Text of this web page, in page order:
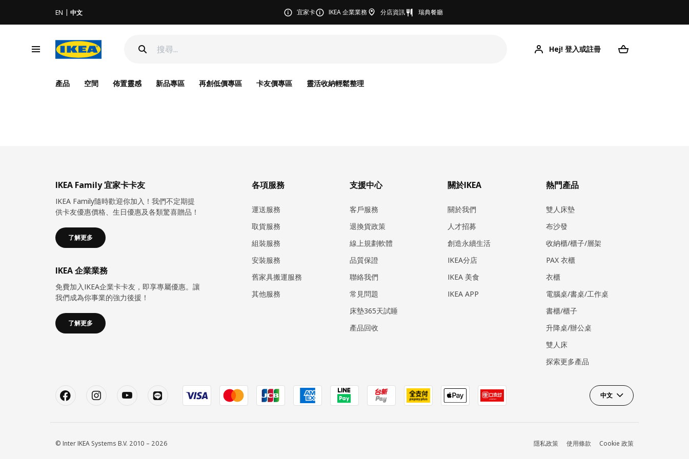
EN 中文 宜家卡 IKEA 企業業務 分店資訊 瑞典餐廳
Hej! 登入或註冊
產品 空間 佈置靈感 新品專區 再創低價專區 卡友價專區 靈活收納輕鬆整理
IKEA Family 宜家卡卡友
IKEA Family隨時歡迎你加入！我們不定期提
供卡友優惠價格、生日優惠及各類驚喜贈品！
了解更多
IKEA 企業業務
免費加入IKEA企業卡卡友，即享專屬優惠。讓
我們成為你事業的強力後援！
了解更多
各項服務
運送服務
取貨服務
組裝服務
安裝服務
​舊家具搬運服務
其他服務
支援中心
客戶服務
退換貨政策
線上規劃軟體
品質保證
聯絡我們
常見問題
床墊365天試睡
產品回收
關於IKEA
關於我們
人才招募
創造永續生活
IKEA分店
IKEA 美食
IKEA APP
熱門產品
雙人床墊
布沙發
收納櫃/櫃子/層架
PAX 衣櫃
衣櫃
電腦桌/書桌/工作桌
書櫃/櫃子
升降桌/辦公桌
雙人床
探索更多產品
中文
© Inter IKEA Systems B.V. 2010 – 2026 隱私政策 使用條款 Cookie 政策